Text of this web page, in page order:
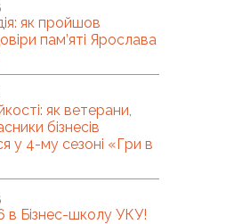
як пройшов
пам’яті Ярослава
як ветерани,
бізнесів
у 4-му сезоні «Гри в
в Бізнес-школу УКУ!